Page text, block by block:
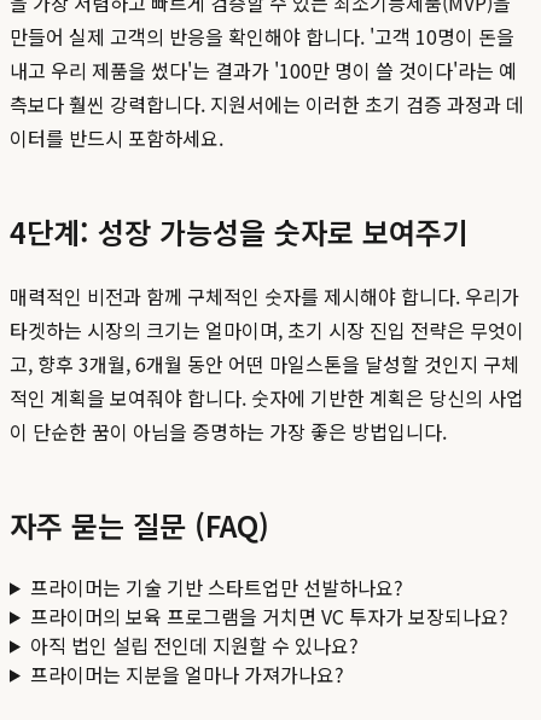
만들어 실제 고객의 반응을 확인해야 합니다. '고객 10명이 돈을
내고 우리 제품을 썼다'는 결과가 '100만 명이 쓸 것이다'라는 예
측보다 훨씬 강력합니다. 지원서에는 이러한 초기 검증 과정과 데
이터를 반드시 포함하세요.
4단계: 성장 가능성을 숫자로 보여주기
매력적인 비전과 함께 구체적인 숫자를 제시해야 합니다. 우리가
타겟하는 시장의 크기는 얼마이며, 초기 시장 진입 전략은 무엇이
고, 향후 3개월, 6개월 동안 어떤 마일스톤을 달성할 것인지 구체
적인 계획을 보여줘야 합니다. 숫자에 기반한 계획은 당신의 사업
이 단순한 꿈이 아님을 증명하는 가장 좋은 방법입니다.
자주 묻는 질문 (FAQ)
프라이머는 기술 기반 스타트업만 선발하나요?
프라이머의 보육 프로그램을 거치면 VC 투자가 보장되나요?
아직 법인 설립 전인데 지원할 수 있나요?
프라이머는 지분을 얼마나 가져가나요?